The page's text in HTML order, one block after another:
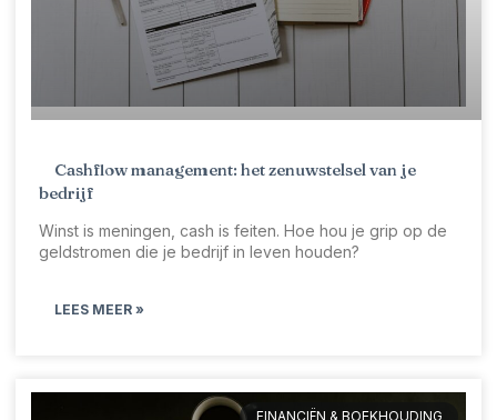
Cashflow management: het zenuwstelsel van je
bedrijf
Winst is meningen, cash is feiten. Hoe hou je grip op de
geldstromen die je bedrijf in leven houden?
LEES MEER »
FINANCIËN & BOEKHOUDING